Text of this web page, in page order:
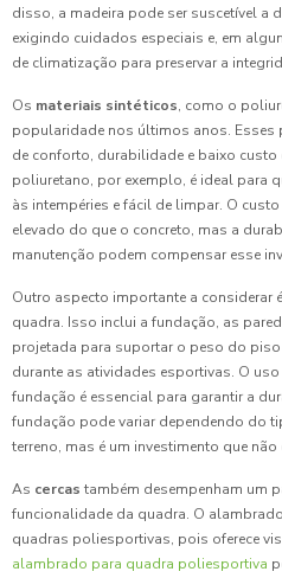
disso, a madeira pode ser suscetível a
exigindo cuidados especiais e, em
de climatização para preservar a
Os materiais sintéticos, como o
popularidade nos últimos anos. Esses
de conforto, durabilidade e baixo custo
poliuretano, por exemplo, é ideal para
às intempéries e fácil de limpar. O
elevado do que o concreto, mas a
manutenção podem compensar esse
Outro aspecto importante a considerar
quadra. Isso inclui a fundação, as
projetada para suportar o peso do
durante as atividades esportivas. O
fundação é essencial para garantir a
fundação pode variar dependendo do
terreno, mas é um investimento que
As cercas também desempenham um
funcionalidade da quadra. O
quadras poliesportivas, pois oferece
alambrado para quadra poliesportiva